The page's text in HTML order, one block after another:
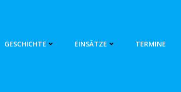
GESCHICHTE EINSÄTZE TERMINE